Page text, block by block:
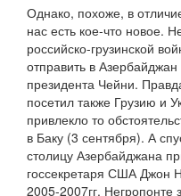
Однако, похоже, в
нас есть кое-что новое.
российско-грузинской
отправить в
президента Чейни.
посетил также Грузию и
привлекло то
в Баку (3 сентября). А
столицу Азербайджана
госсекретаря США Джон
2005-2007гг. Негропонте